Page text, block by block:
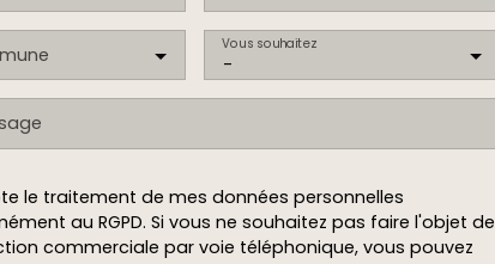
-
Vous souhaitez
le traitement de mes données personnelles
au RGPD. Si vous ne souhaitez pas faire l'objet de
commerciale par voie téléphonique, vous pouvez